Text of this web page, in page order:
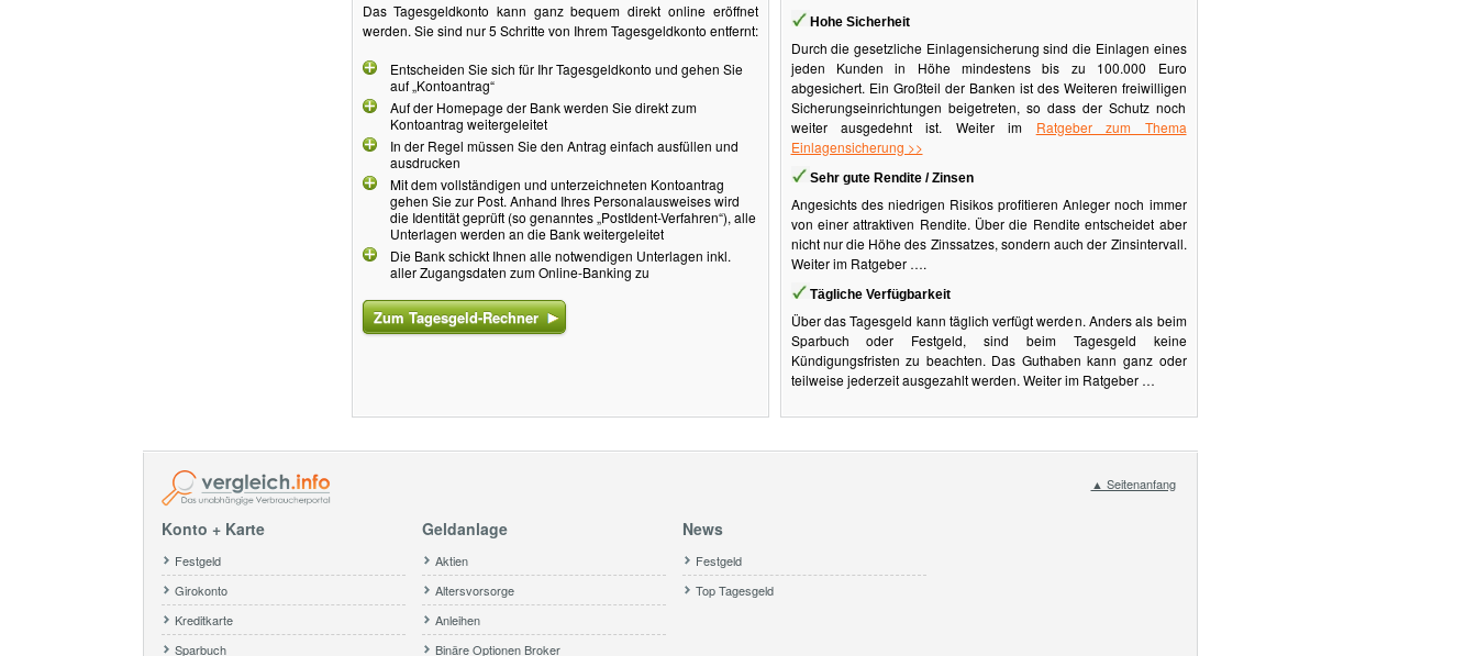
Das Tagesgeldkonto kann ganz bequem direkt online eröffnet
werden. Sie sind nur 5 Schritte von Ihrem Tagesgeldkonto entfernt:
Entscheiden Sie sich für Ihr Tagesgeldkonto und gehen Sie
auf „Kontoantrag“
Auf der Homepage der Bank werden Sie direkt zum
Kontoantrag weitergeleitet
In der Regel müssen Sie den Antrag einfach ausfüllen und
ausdrucken
Mit dem vollständigen und unterzeichneten Kontoantrag
gehen Sie zur Post. Anhand Ihres Personalausweises wird
die Identität geprüft (so genanntes „PostIdent-Verfahren“), alle
Unterlagen werden an die Bank weitergeleitet
Die Bank schickt Ihnen alle notwendigen Unterlagen inkl.
aller Zugangsdaten zum Online-Banking zu
Zum Tagesgeld-Rechner
Hohe Sicherheit
Durch die gesetzliche Einlagensicherung sind die Einlagen eines
jeden Kunden in Höhe mindestens bis zu 100.000 Euro
abgesichert. Ein Großteil der Banken ist des Weiteren freiwilligen
Sicherungseinrichtungen beigetreten, so dass der Schutz noch
weiter ausgedehnt ist. Weiter im Ratgeber zum Thema
Einlagensicherung >>
Sehr gute Rendite / Zinsen
Angesichts des niedrigen Risikos profitieren Anleger noch immer
von einer attraktiven Rendite. Über die Rendite entscheidet aber
nicht nur die Höhe des Zinssatzes, sondern auch der Zinsintervall.
Weiter im Ratgeber ….
Tägliche Verfügbarkeit
Über das Tagesgeld kann täglich verfügt werden. Anders als beim
Sparbuch oder Festgeld, sind beim Tagesgeld keine
Kündigungsfristen zu beachten. Das Guthaben kann ganz oder
teilweise jederzeit ausgezahlt werden. Weiter im Ratgeber …
▲ Seitenanfang
Konto + Karte
Festgeld
Girokonto
Kreditkarte
Sparbuch
Geldanlage
Aktien
Altersvorsorge
Anleihen
Binäre Optionen Broker
News
Festgeld
Top Tagesgeld